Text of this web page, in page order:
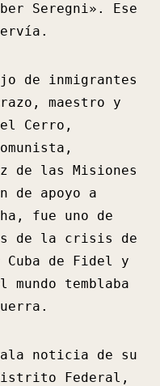
Seregni». Ese
de inmigrantes
maestro y
Cerro,
de las Misiones
de apoyo a
fue uno de
de la crisis de
de Fidel y
temblaba
noticia de su
Federal,